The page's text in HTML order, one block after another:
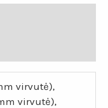
virvutė),
virvutė),